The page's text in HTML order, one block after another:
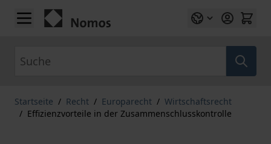
Zum Inhalt springen
Startseite / Recht / Europarecht / Wirtschaftsrecht
/ Effizienzvorteile in der Zusammenschlusskontrolle